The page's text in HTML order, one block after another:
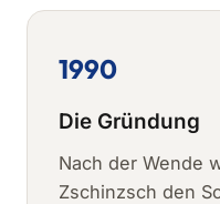
1990
Die Gründung
Nach der Wende
Zschinzsch den